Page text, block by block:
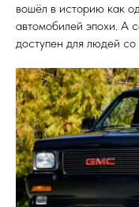
вошёл в историю как
автомобилей эпохи. А
доступен для людей